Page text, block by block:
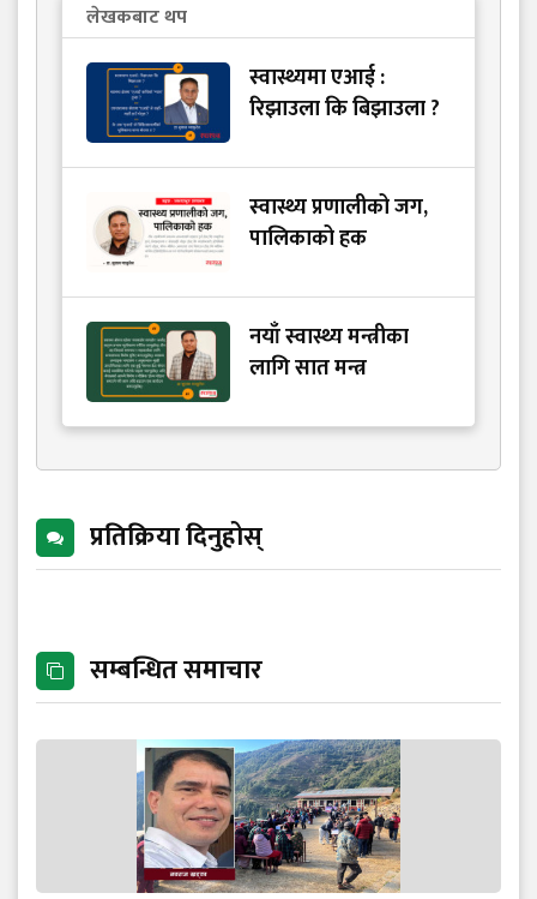
लेखकबाट थप
स्वास्थ्यमा एआई :
रिझाउला कि बिझाउला ?
स्वास्थ्य प्रणालीको जग,
पालिकाको हक
नयाँ स्वास्थ्य मन्त्रीका
लागि सात मन्त्र
प्रतिक्रिया दिनुहोस्
सम्बन्धित समाचार